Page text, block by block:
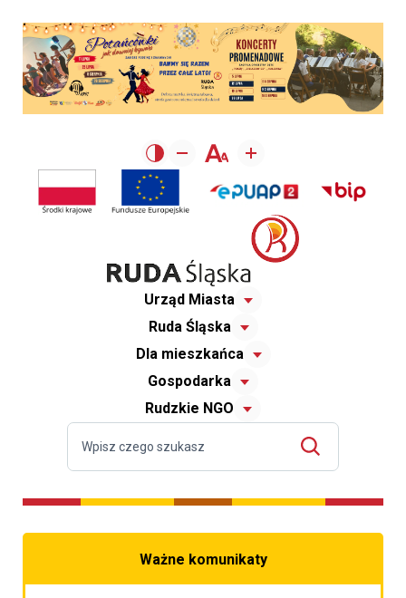
Urząd Miasta
Ruda Śląska
Dla mieszkańca
Gospodarka
Rudzkie NGO
Ważne komunikaty